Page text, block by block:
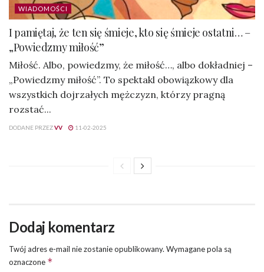
WIADOMOŚCI
I pamiętaj, że ten się śmieje, kto się śmieje ostatni… –
„Powiedzmy miłość”
Miłość. Albo, powiedzmy, że miłość…, albo dokładniej –
„Powiedzmy miłość”. To spektakl obowiązkowy dla
wszystkich dojrzałych mężczyzn, którzy pragną
rozstać...
DODANE PRZEZVV 11-02-2025
Dodaj komentarz
Twój adres e-mail nie zostanie opublikowany. Wymagane pola są
oznaczone *